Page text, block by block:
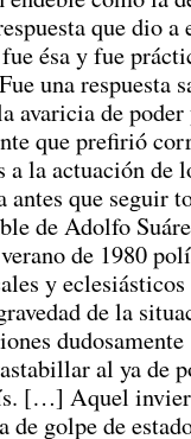
que dio a
ésa y fue
una respuesta
avaricia de
que prefirió
a la actuación de
antes que seguir
de Adolfo
de 1980
y
de la
dudosamente
al ya de
[…] Aquel
de golpe de